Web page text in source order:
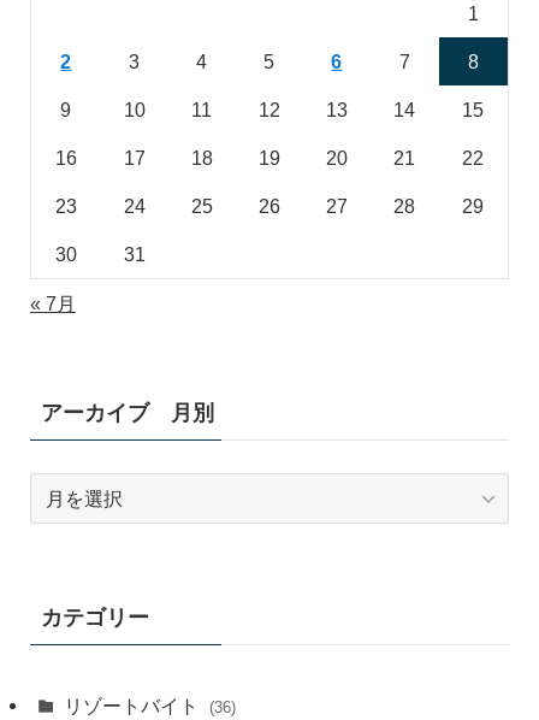
1
2 3 4 5 6 7 8
9 10 11 12 13 14 15
16 17 18 19 20 21 22
23 24 25 26 27 28 29
30 31
« 7月
アーカイブ 月別
ブ
カテゴリー
リゾートバイト (36)